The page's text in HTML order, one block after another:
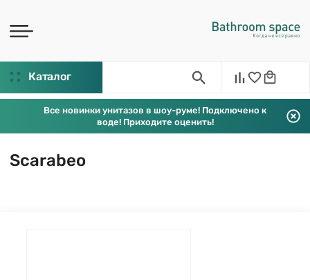
Каталог
Все новинки унитазов в шоу-руме! Подключено к
воде! Приходите оценить!
Scarabeo